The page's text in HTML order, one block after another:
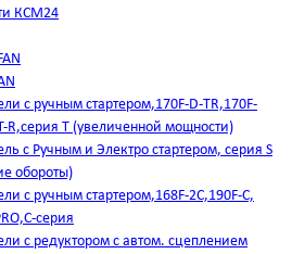
КСМ24
с ручным стартером,170F-D-TR,170F-
R,серия Т (увеличенной мощности)
с Ручным и Электро стартером, серия S
обороты)
с ручным стартером,168F-2C,190F-C,
серия
с редуктором с автом. сцеплением